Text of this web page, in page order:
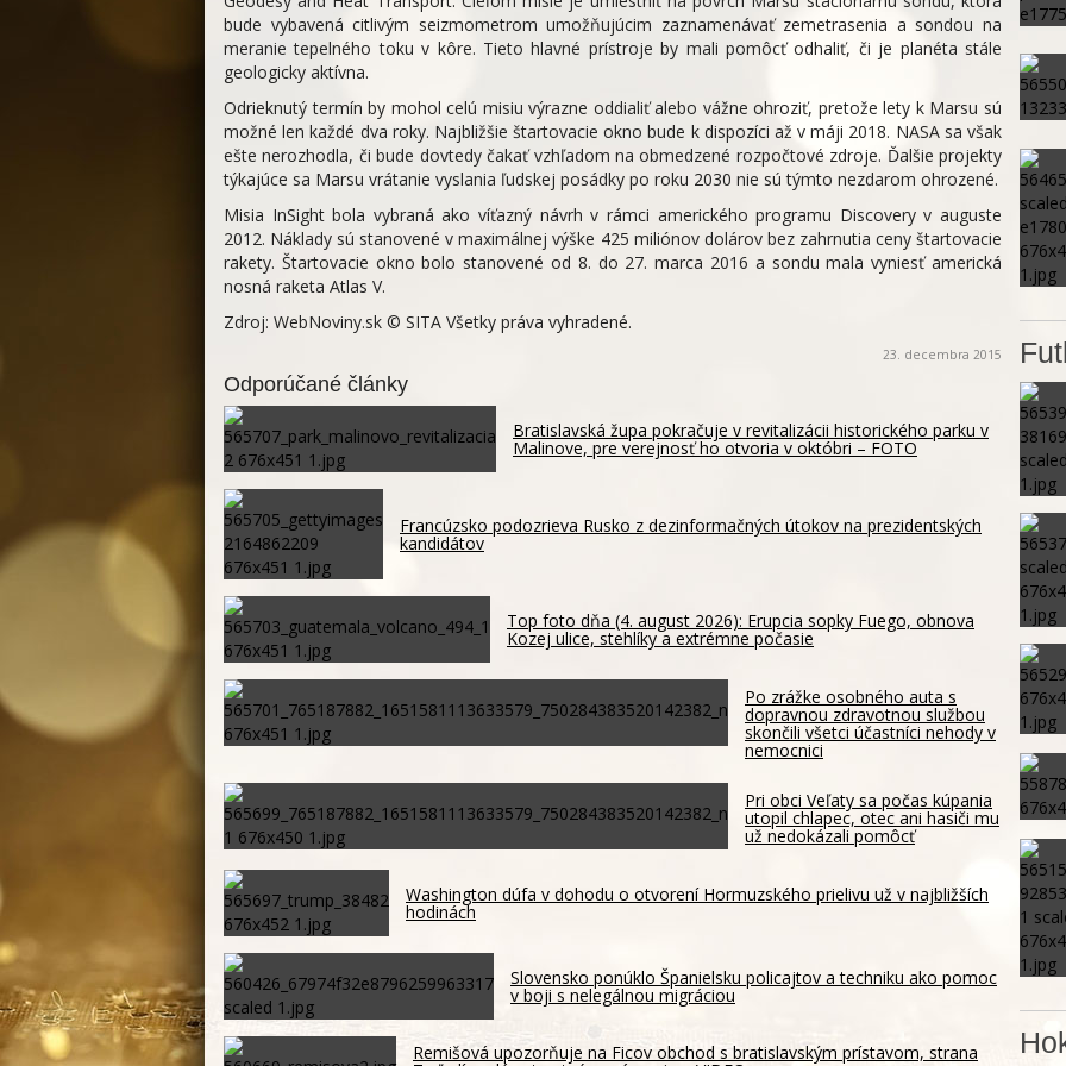
bude vybavená citlivým seizmometrom umožňujúcim zaznamenávať zemetrasenia a sondou na
meranie tepelného toku v kôre. Tieto hlavné prístroje by mali pomôcť odhaliť, či je planéta stále
geologicky aktívna.
Odrieknutý termín by mohol celú misiu výrazne oddialiť alebo vážne ohroziť, pretože lety k Marsu sú
možné len každé dva roky. Najbližšie štartovacie okno bude k dispozíci až v máji 2018. NASA sa však
ešte nerozhodla, či bude dovtedy čakať vzhľadom na obmedzené rozpočtové zdroje. Ďalšie projekty
týkajúce sa Marsu vrátanie vyslania ľudskej posádky po roku 2030 nie sú týmto nezdarom ohrozené.
Misia InSight bola vybraná ako víťazný návrh v rámci amerického programu Discovery v auguste
2012. Náklady sú stanovené v maximálnej výške 425 miliónov dolárov bez zahrnutia ceny štartovacie
rakety. Štartovacie okno bolo stanovené od 8. do 27. marca 2016 a sondu mala vyniesť americká
nosná raketa Atlas V.
Zdroj: WebNoviny.sk © SITA Všetky práva vyhradené.
23. decembra 2015
Odporúčané články
Bratislavská župa pokračuje v revitalizácii historického parku v
Malinove, pre verejnosť ho otvoria v októbri – FOTO
Francúzsko podozrieva Rusko z dezinformačných útokov na prezidentských
kandidátov
Top foto dňa (4. august 2026): Erupcia sopky Fuego, obnova
Kozej ulice, stehlíky a extrémne počasie
Po zrážke osobného auta s
dopravnou zdravotnou službou
skončili všetci účastníci nehody v
nemocnici
Pri obci Veľaty sa počas kúpania
utopil chlapec, otec ani hasiči mu
už nedokázali pomôcť
Washington dúfa v dohodu o otvorení Hormuzského prielivu už v najbližších
hodinách
Slovensko ponúklo Španielsku policajtov a techniku ako pomoc
v boji s nelegálnou migráciou
Remišová upozorňuje na Ficov obchod s bratislavským prístavom, strana